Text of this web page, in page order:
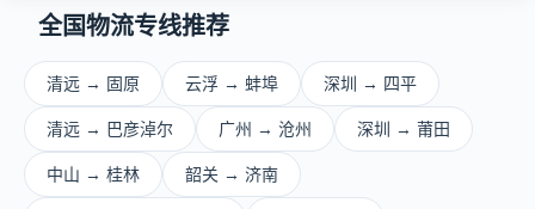
全国物流专线推荐
清远 → 固原 云浮 → 蚌埠 深圳 → 四平
清远 → 巴彦淖尔 广州 → 沧州 深圳 → 莆田
中山 → 桂林 韶关 → 济南